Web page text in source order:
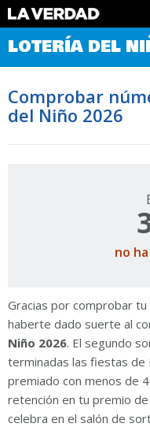
Comprobar Loteria del Niño
Premios
Noticias
Datos
Historia
LOTERÍA DEL
Comprobar
del Niño 2026
no
Gracias por comprobar
haberte dado suerte al
Niño 2026. El segundo
terminadas las fiestas de
premiado con menos de
retención en tu premio
celebra en el salón de